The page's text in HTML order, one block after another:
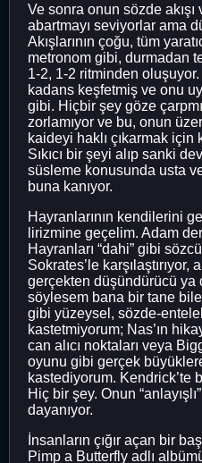
Ve sonra onun sözde akışı
abartmayı seviyorlar ama
Akışlarının çoğu, tüm
metronom gibi, durmadan
1-2, 1-2 ritminden
kadans keşfetmiş ve onu
gibi. Hiçbir şey göze
zorlamıyor ve bu, onun
kaideyi haklı çıkarmak
Sıkıcı bir şeyi alıp sanki
süsleme konusunda usta
buna kanıyor.
Hayranlarının kendilerini
lirizmine geçelim. Adam
Hayranları “dahi” gibi
Sokrates’le
gerçekten düşündürücü ya
söylesem bana bir tane
gibi yüzeysel, sözde-
kastetmiyorum; Nas’ın
can alıcı noktaları veya
oyunu gibi gerçek
kastediyorum. Kendrick’te
Hiç bir şey. Onun
dayanıyor.
İnsanların çığır açan bir
Pimp a Butterfly adlı